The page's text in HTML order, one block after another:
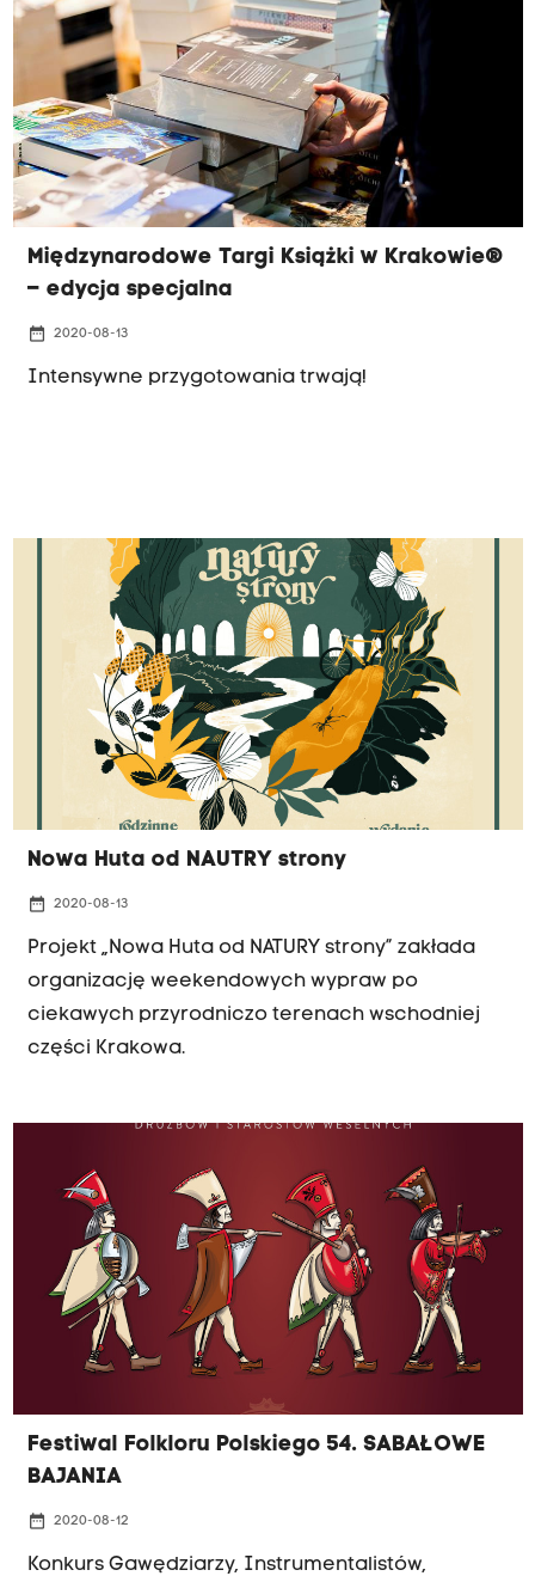
Międzynarodowe Targi Książki w Krakowie®
– edycja specjalna
date_range 2020-08-13
Intensywne przygotowania trwają!
Nowa Huta od NAUTRY strony
date_range 2020-08-13
Projekt „Nowa Huta od NATURY strony” zakłada
organizację weekendowych wypraw po
ciekawych przyrodniczo terenach wschodniej
części Krakowa.
Festiwal Folkloru Polskiego 54. SABAŁOWE
BAJANIA
date_range 2020-08-12
Konkurs Gawędziarzy, Instrumentalistów,